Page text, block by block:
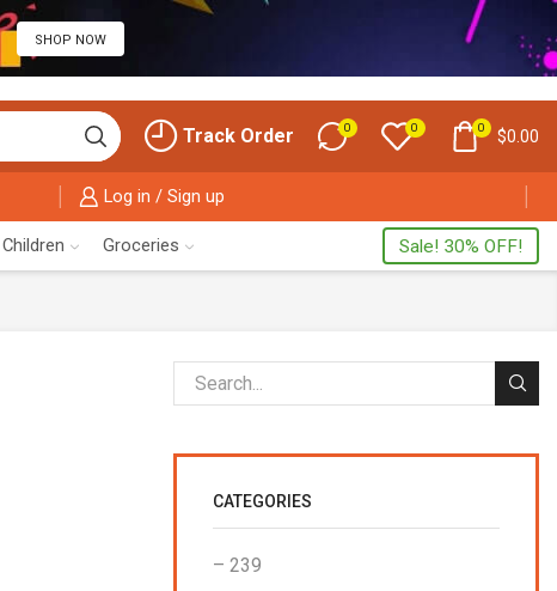
SHOP NOW
Track Order 0 0 0 $0.00
Log in / Sign up
Children Groceries Sale! 30% OFF!
CATEGORIES
– 239